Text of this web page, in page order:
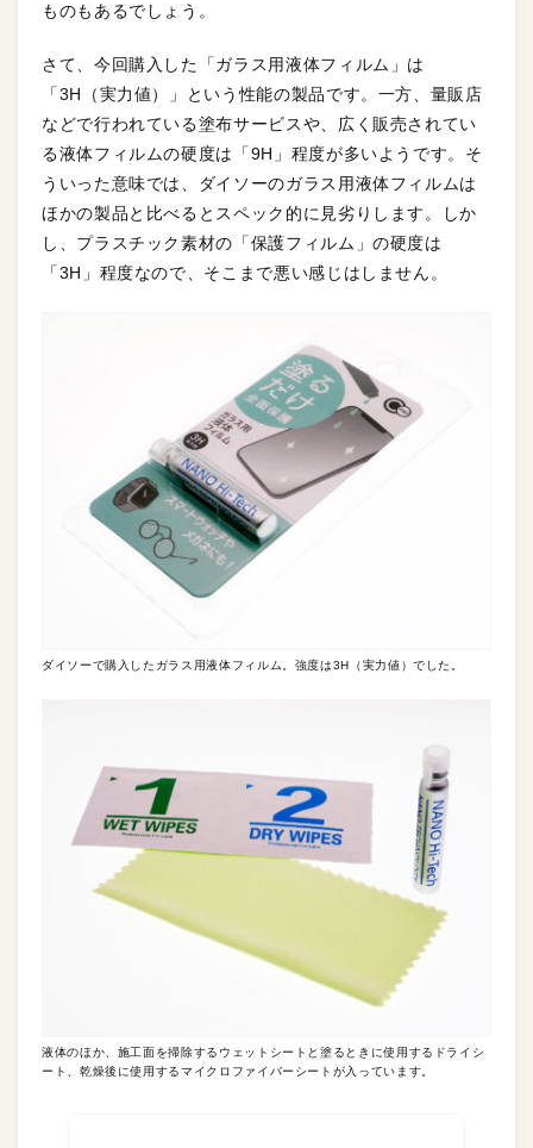
ものもあるでしょう。
さて、今回購入した「ガラス用液体フィルム」は
「3H（実力値）」という性能の製品です。一方、量販店
などで行われている塗布サービスや、広く販売されてい
る液体フィルムの硬度は「9H」程度が多いようです。そ
ういった意味では、ダイソーのガラス用液体フィルムは
ほかの製品と比べるとスペック的に見劣りします。しか
し、プラスチック素材の「保護フィルム」の硬度は
「3H」程度なので、そこまで悪い感じはしません。
ダイソーで購入したガラス用液体フィルム。強度は3H（実力値）でした。
液体のほか、施工面を掃除するウェットシートと塗るときに使用するドライシ
ート、乾燥後に使用するマイクロファイバーシートが入っています。